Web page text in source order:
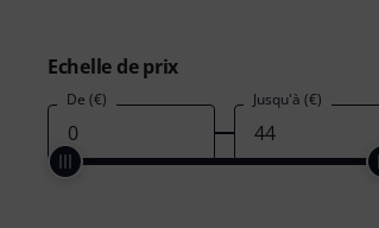
Echelle de prix
De (€) Jusqu'à (€)